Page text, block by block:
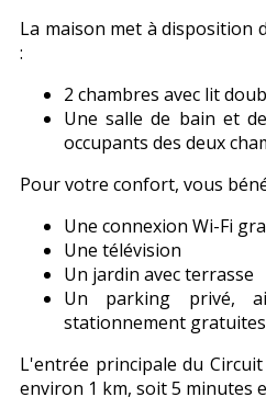
La maison met à disposition
:
2 chambres avec lit
Une salle de bain et
occupants des deux
Pour votre confort, vous
Une connexion Wi-Fi
Une télévision
Un jardin avec terrasse
Un parking privé,
stationnement
L'entrée principale du
environ 1 km, soit 5 minutes